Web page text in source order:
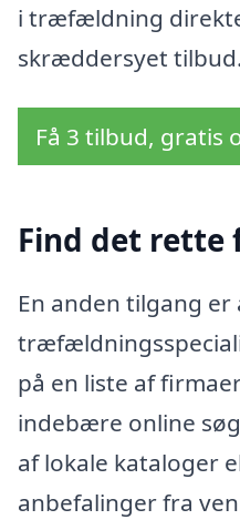
i træfældning
skræddersyet tilbud.
Få 3 tilbud, gratis
Find det rette
En anden tilgang
på en liste af
indebære online
af lokale kataloger
anbefalinger fra